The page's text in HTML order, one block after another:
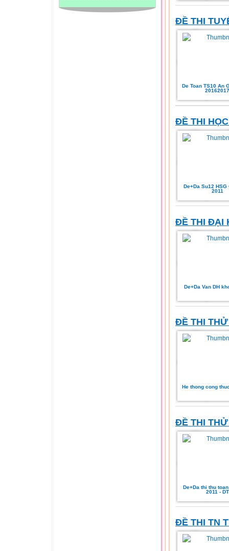
ĐỀ THI
De Toan TS10 An
20162017
ĐỀ THI
De+Da Su12
2011
ĐỀ THI ĐẠI
De+Da Van DH
ĐỀ THI
He thong cong
ĐỀ THI
De+Da thi thu toan
2011 - DT
ĐỀ THI TN